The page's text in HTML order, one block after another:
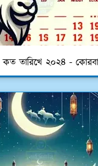
তারিখে ২০২৪ -